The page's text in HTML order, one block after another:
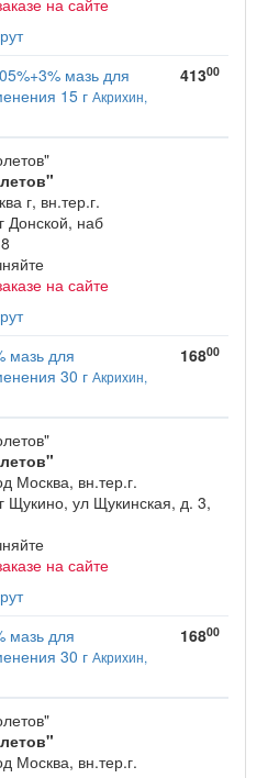
на сайте
мазь для
15 г Акрихин,
41300
г, вн.тер.г.
Донской, наб
на сайте
мазь для
30 г Акрихин,
16800
Москва, вн.тер.г.
Щукино, ул Щукинская, д. 3,
на сайте
мазь для
30 г Акрихин,
16800
Москва, вн.тер.г.